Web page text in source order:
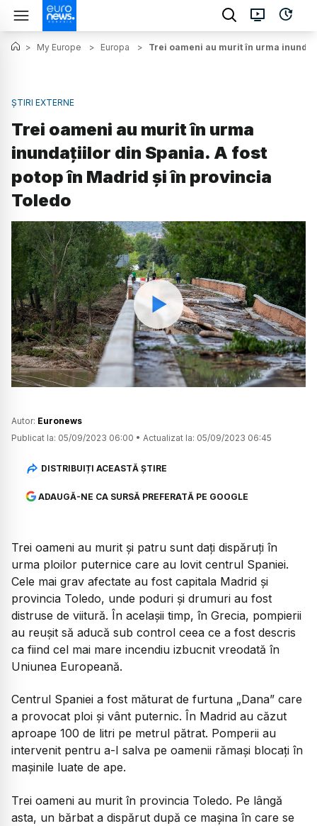
> My Europe > Europa > Trei oameni au murit în urma
ȘTIRI EXTERNE
Trei oameni au murit în urma
inundațiilor din Spania. A fost
potop în Madrid și în provincia
Toledo
Watch
Autor: Euronews
Publicat la: 05/09/2023 06:00 • Actualizat la: 05/09/2023 06:45
DISTRIBUIȚI ACEASTĂ ȘTIRE
ADAUGĂ-NE CA SURSĂ PREFERATĂ PE GOOGLE
Trei oameni au murit și patru sunt dați dispăruți în
urma ploilor puternice care au lovit centrul Spaniei.
Cele mai grav afectate au fost capitala Madrid și
provincia Toledo, unde poduri și drumuri au fost
distruse de viitură. În acelașii timp, în Grecia, pompierii
au reușit să aducă sub control ceea ce a fost descris
ca fiind cel mai mare incendiu izbucnit vreodată în
Uniunea Europeană.
Centrul Spaniei a fost măturat de furtuna „Dana” care
a provocat ploi și vânt puternic. În Madrid au căzut
aproape 100 de litri pe metrul pătrat. Pomperii au
intervenit pentru a-I salva pe oamenii rămași blocați în
mașinile luate de ape.
Trei oameni au murit în provincia Toledo. Pe lângă
asta, un bărbat a dispărut după ce mașina în care se